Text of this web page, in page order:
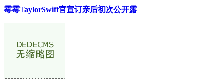
霉霉TaylorSwift官宣订亲后初次公开露